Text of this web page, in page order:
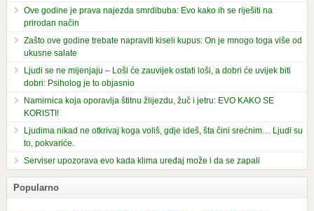
Ove godine je prava najezda smrdibuba: Evo kako ih se riješiti na
prirodan način
Zašto ove godine trebate napraviti kiseli kupus: On je mnogo toga više od
ukusne salate
Ljudi se ne mijenjaju – Loši će zauvijek ostati loši, a dobri će uvijek biti
dobri: Psiholog je to objasnio
Namirnica koja oporavlja štitnu žlijezdu, žuč i jetru: EVO KAKO SE
KORISTI!
Ljudima nikad ne otkrivaj koga voliš, gdje ideš, šta čini srećnim… Ljudi su
to, pokvariće.
Serviser upozorava evo kada klima uređaj može i da se zapali
Popularno